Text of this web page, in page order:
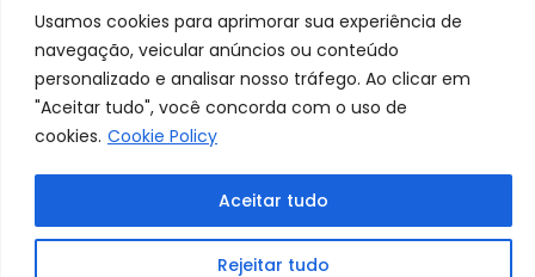
Usamos cookies para aprimorar sua experiência de
navegação, veicular anúncios ou conteúdo
personalizado e analisar nosso tráfego. Ao clicar em
"Aceitar tudo", você concorda com o uso de
cookies. Cookie Policy
Rejeitar tudo
Aceitar tudo
© 2026 Jota Neves. Todos os direitos reservados.
Conteúdo protegido por lei. A cópia ou reprodução sem